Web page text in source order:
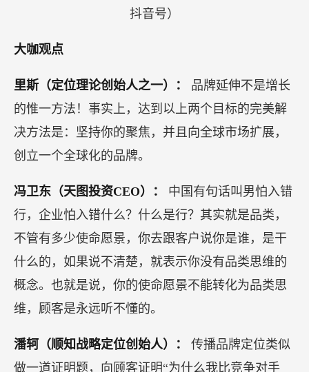
抖音号）
大咖观点
里斯（定位理论创始人之一）： 品牌延伸不是增长
的惟一方法！事实上，达到以上两个目标的完美解
决方法是：坚持你的聚焦，并且向全球市场扩展，
创立一个全球化的品牌。
冯卫东（天图投资CEO）： 中国有句话叫男怕入错
行，企业怕入错什么？什么是行？其实就是品类，
不管有多少使命愿景，你去跟客户说你是谁，是干
什么的，如果说不清楚，就表示你没有品类思维的
概念。也就是说，你的使命愿景不能转化为品类思
维，顾客是永远听不懂的。
潘轲（顺知战略定位创始人）： 传播品牌定位类似
做一道证明题，向顾客证明“为什么我比竞争对手